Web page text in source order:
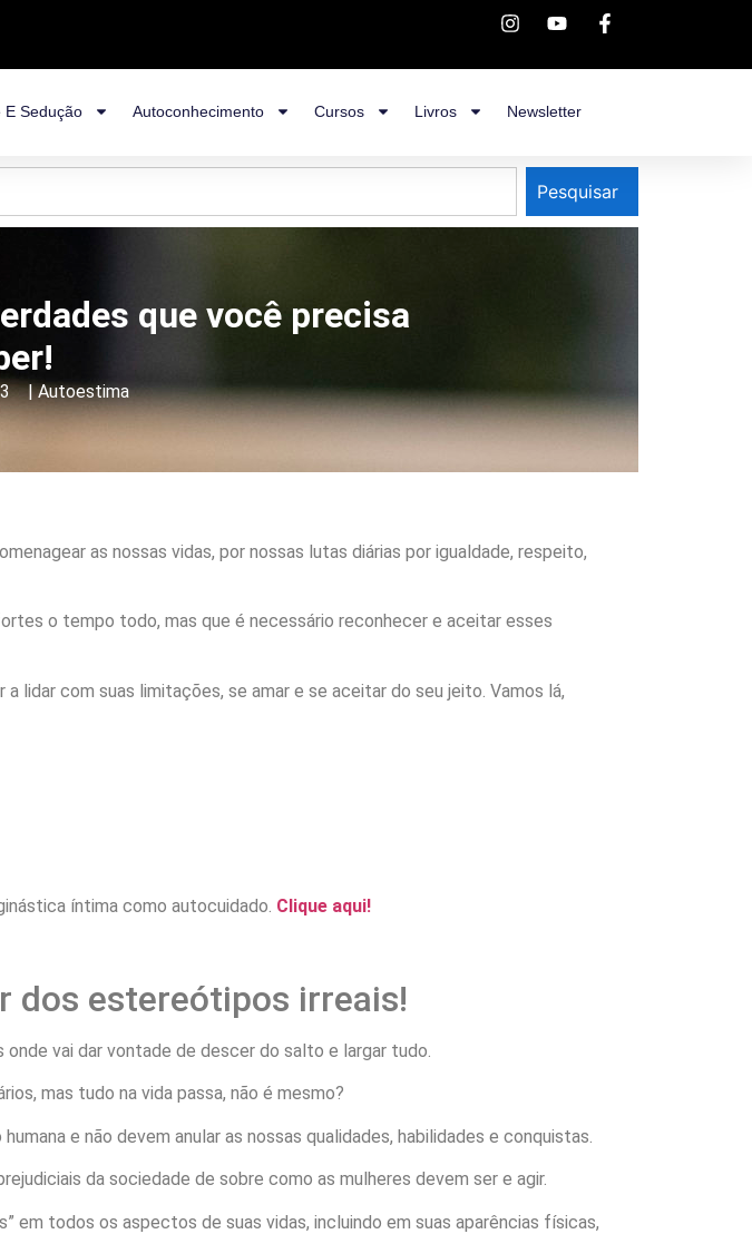
E Sedução Autoconhecimento Cursos Livros Newsletter
Pesquisar
que você precisa
|Autoestima
as nossas vidas, por nossas lutas diárias por igualdade, respeito,
o tempo todo, mas que é necessário reconhecer e aceitar esses
lidar com suas limitações, se amar e se aceitar do seu jeito. Vamos lá,
íntima como autocuidado. Clique aqui!
dos estereótipos irreais!
vai dar vontade de descer do salto e largar tudo.
mas tudo na vida passa, não é mesmo?
e não devem anular as nossas qualidades, habilidades e conquistas.
da sociedade de sobre como as mulheres devem ser e agir.
em todos os aspectos de suas vidas, incluindo em suas aparências físicas,